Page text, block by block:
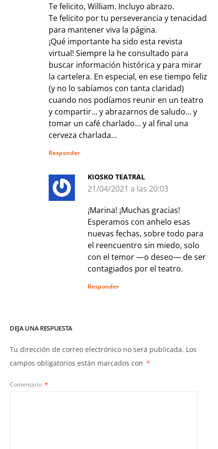
Te felicito, William. Incluyo abrazo.
Te felicito por tu perseverancia y tenacidad
para mantener viva la página.
¡Qué importante ha sido esta revista
virtual! Siempre la he consultado para
buscar información histórica y para mirar
la cartelera. En especial, en ese tiempo feliz
(y no lo sabíamos con tanta claridad)
cuando nos podíamos reunir en un teatro
y compartir… y abrazarnos de saludo… y
tomar un café charlado… y al final una
cerveza charlada…
Responder
KIOSKO TEATRAL
21/04/2021 a las 20:03
¡Marina! ¡Muchas gracias!
Esperamos con anhelo esas
nuevas fechas, sobre todo para
el reencuentro sin miedo, solo
con el temor —o deseo— de ser
contagiados por el teatro.
Responder
DEJA UNA RESPUESTA
Tu dirección de correo electrónico no será publicada. Los
campos obligatorios están marcados con *
Comentario *